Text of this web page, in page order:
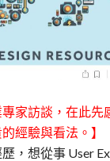
專家訪談，在此先
經驗與看法。】
，想從事 User